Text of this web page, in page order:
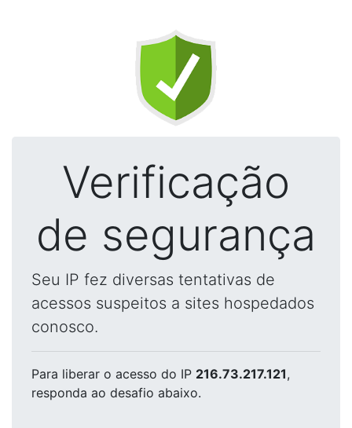
Verificação
de segurança
Seu IP fez diversas tentativas de
acessos suspeitos a sites hospedados
conosco.
Para liberar o acesso do IP 216.73.217.121,
responda ao desafio abaixo.